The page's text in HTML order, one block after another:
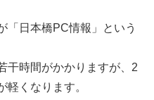
「日本橋PC情報」という
干時間がかかりますが、2
軽くなります。